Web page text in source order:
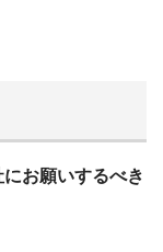
にお願いするべき